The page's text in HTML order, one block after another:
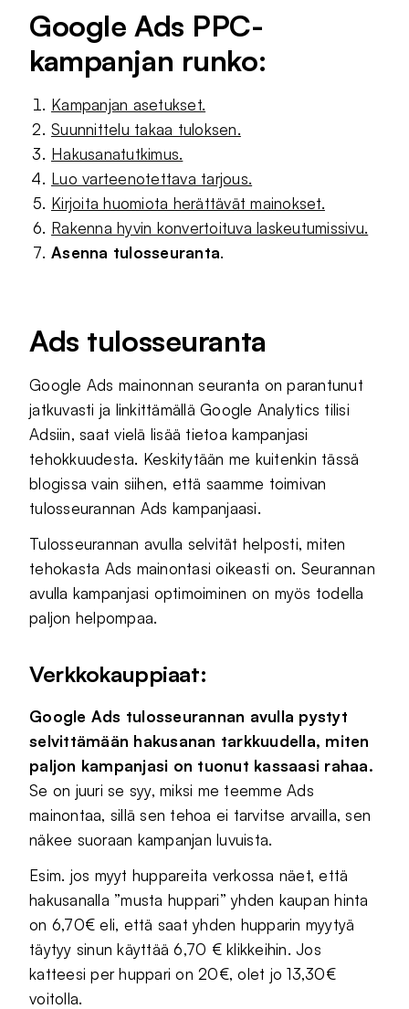
Google Ads PPC-
kampanjan runko:
Kampanjan asetukset.
Suunnittelu takaa tuloksen.
Hakusanatutkimus.
Luo varteenotettava tarjous.
Kirjoita huomiota herättävät mainokset.
Rakenna hyvin konvertoituva laskeutumissivu.
Asenna tulosseuranta.
Ads tulosseuranta
Google Ads mainonnan seuranta on parantunut
jatkuvasti ja linkittämällä Google Analytics tilisi
Adsiin, saat vielä lisää tietoa kampanjasi
tehokkuudesta. Keskitytään me kuitenkin tässä
blogissa vain siihen, että saamme toimivan
tulosseurannan Ads kampanjaasi.
Tulosseurannan avulla selvität helposti, miten
tehokasta Ads mainontasi oikeasti on. Seurannan
avulla kampanjasi optimoiminen on myös todella
paljon helpompaa.
Verkkokauppiaat:
Google Ads tulosseurannan avulla pystyt
selvittämään hakusanan tarkkuudella, miten
paljon kampanjasi on tuonut kassaasi rahaa.
Se on juuri se syy, miksi me teemme Ads
mainontaa, sillä sen tehoa ei tarvitse arvailla, sen
näkee suoraan kampanjan luvuista.
Esim. jos myyt huppareita verkossa näet, että
hakusanalla ”musta huppari” yhden kaupan hinta
on 6,70€ eli, että saat yhden hupparin myytyä
täytyy sinun käyttää 6,70 € klikkeihin. Jos
katteesi per huppari on 20€, olet jo 13,30€
voitolla.